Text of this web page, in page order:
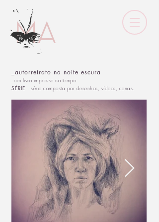
_autorretrato na noite escura
um livro impresso no tempo
SÉRIE . série composta por desenhos, vídeos, cenas.